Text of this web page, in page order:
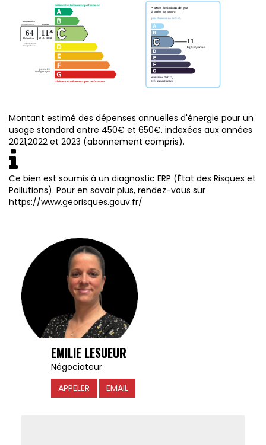
Montant estimé des dépenses annuelles d'énergie pour un
usage standard entre 450€ et 650€. indexées aux années
2021,2022 et 2023 (abonnement compris).
Ce bien est soumis à un diagnostic ERP (État des Risques et
Pollutions). Pour en savoir plus, rendez-vous sur
https://www.georisques.gouv.fr/
EMILIE LESUEUR
Négociateur
APPELER
EMAIL